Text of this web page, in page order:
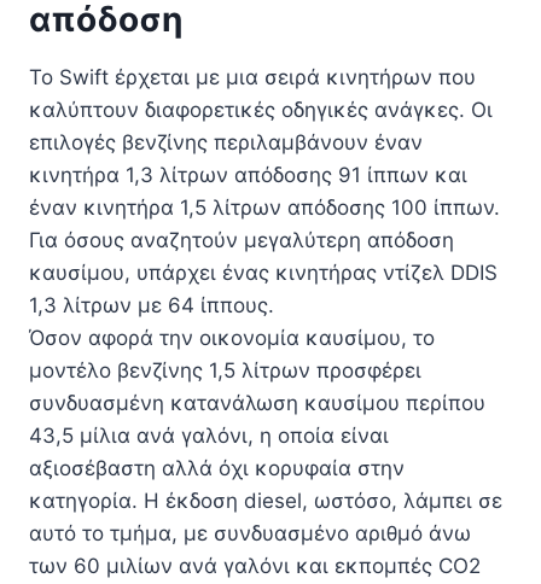
απόδοση
Το Swift έρχεται με μια σειρά κινητήρων που
καλύπτουν διαφορετικές οδηγικές ανάγκες. Οι
επιλογές βενζίνης περιλαμβάνουν έναν
κινητήρα 1,3 λίτρων απόδοσης 91 ίππων και
έναν κινητήρα 1,5 λίτρων απόδοσης 100 ίππων.
Για όσους αναζητούν μεγαλύτερη απόδοση
καυσίμου, υπάρχει ένας κινητήρας ντίζελ DDIS
1,3 λίτρων με 64 ίππους.
Όσον αφορά την οικονομία καυσίμου, το
μοντέλο βενζίνης 1,5 λίτρων προσφέρει
συνδυασμένη κατανάλωση καυσίμου περίπου
43,5 μίλια ανά γαλόνι, η οποία είναι
αξιοσέβαστη αλλά όχι κορυφαία στην
κατηγορία. Η έκδοση diesel, ωστόσο, λάμπει σε
αυτό το τμήμα, με συνδυασμένο αριθμό άνω
των 60 μιλίων ανά γαλόνι και εκπομπές CO2